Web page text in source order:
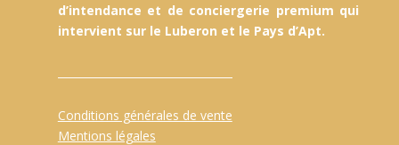
d’intendance et de conciergerie premium qui
intervient sur le Luberon et le Pays d’Apt.
Conditions générales de vente
Mentions légales